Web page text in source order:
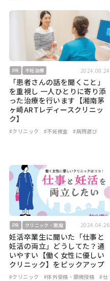
PR 不妊治療 2024.08.24
「患者さんの話を聞くこと」
を重視し 一人ひとりに寄り添
った治療を行います【湘南茅
ヶ崎ARTレディースクリニッ
ク】
#クリニック #不妊検査 #病院選び
PR クリニック・施設 2024.04.26
妊活卒業生に聞いた「仕事と
妊活の両立」どうしてた？通
いやすい【働く女性に優しい
クリニック】をピックアップ
#クリニック #体外受精・顕微授精
#仕